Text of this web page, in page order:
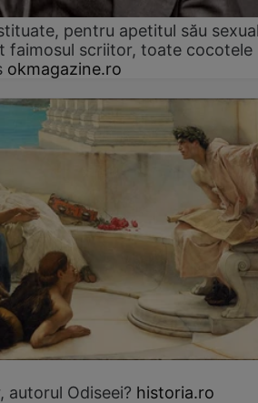
pentru apetitul său
faimosul scriitor, toate cocotele
okmagazine.ro
autorul Odiseei? historia.ro